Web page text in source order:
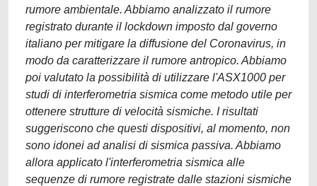
rumore ambientale. Abbiamo analizzato il rumore
registrato durante il lockdown imposto dal governo
italiano per mitigare la diffusione del Coronavirus, in
modo da caratterizzare il rumore antropico. Abbiamo
poi valutato la possibilità di utilizzare l'ASX1000 per
studi di interferometria sismica come metodo utile per
ottenere strutture di velocità sismiche. I risultati
suggeriscono che questi dispositivi, al momento, non
sono idonei ad analisi di sismica passiva. Abbiamo
allora applicato l'interferometria sismica alle
sequenze di rumore registrate dalle stazioni sismiche